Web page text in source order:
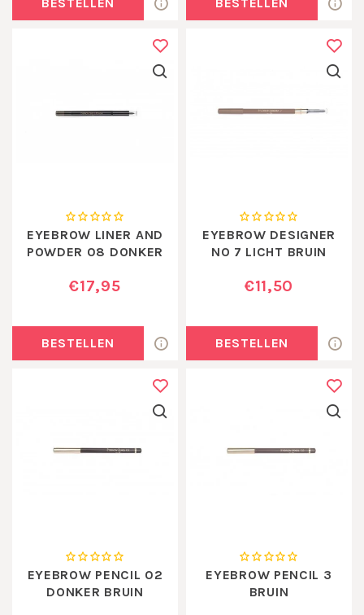
EYEBROW LINER AND
POWDER 08 DONKER
€17,95
BESTELLEN
EYEBROW DESIGNER
NO 7 LICHT BRUIN
€11,50
BESTELLEN
EYEBROW PENCIL 02
DONKER BRUIN
EYEBROW PENCIL 3
BRUIN